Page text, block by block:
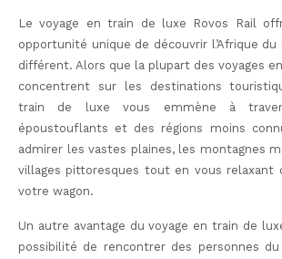
Le voyage en train de luxe Rovos Rail
opportunité unique de découvrir l’Afrique du
différent. Alors que la plupart des voyages
concentrent sur les destinations
train de luxe vous emmène à
époustouflants et des régions moins
admirer les vastes plaines, les montagnes
villages pittoresques tout en vous relaxant
votre wagon.
Un autre avantage du voyage en train de
possibilité de rencontrer des personnes